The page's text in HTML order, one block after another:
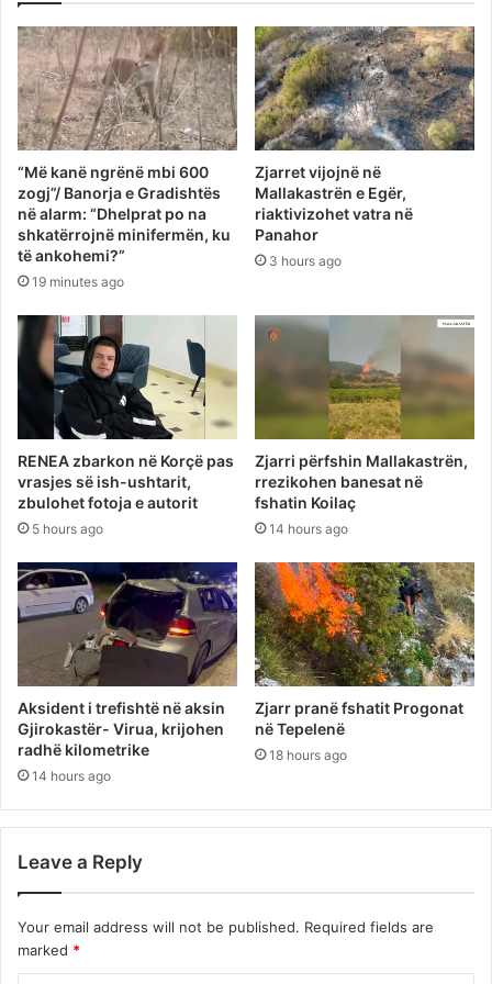
“Më kanë ngrënë mbi 600
zogj”/ Banorja e Gradishtës
në alarm: “Dhelprat po na
shkatërrojnë minifermën, ku
të ankohemi?”
19 minutes ago
Zjarret vijojnë në
Mallakastrën e Egër,
riaktivizohet vatra në
Panahor
3 hours ago
RENEA zbarkon në Korçë pas
vrasjes së ish-ushtarit,
zbulohet fotoja e autorit
5 hours ago
Zjarri përfshin Mallakastrën,
rrezikohen banesat në
fshatin Koilaç
14 hours ago
Aksident i trefishtë në aksin
Gjirokastër- Virua, krijohen
radhë kilometrike
14 hours ago
Zjarr pranë fshatit Progonat
në Tepelenë
18 hours ago
Leave a Reply
Your email address will not be published. Required fields are
marked *